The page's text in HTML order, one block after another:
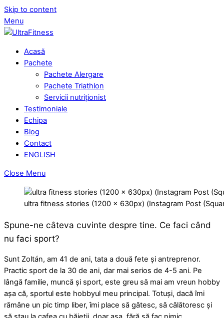
Skip to content
Menu
Acasă
Pachete
Pachete Alergare
Pachete Triathlon
Servicii nutriționist
Testimoniale
Echipa
Blog
Contact
ENGLISH
Close Menu
ultra fitness stories (1200 × 630px) (Instagram Post
Spune-ne câteva cuvinte despre tine. Ce faci când
nu faci sport?
Sunt Zoltán, am 41 de ani, tata a două fete și antreprenor.
Practic sport de la 30 de ani, dar mai serios de 4-5 ani. Pe
lângă familie, muncă și sport, este greu să mai am vreun hobby
așa că, sportul este hobbyul meu principal. Totuși, dacă îmi
rămâne un pic timp liber, îmi place să gătesc, să călătoresc și